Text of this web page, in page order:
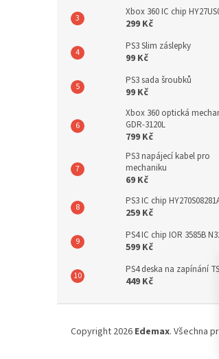
Xbox 360 IC chip
299 Kč
PS3 Slim záslepky
99 Kč
PS3 sada šroubků
99 Kč
Xbox 360 optická
GDR-3120L
799 Kč
PS3 napájecí kabel pro
mechaniku
69 Kč
PS3 IC chip
259 Kč
PS4 IC chip IOR 3585B
599 Kč
PS4 deska na zapínání
449 Kč
Copyright 2026 Edemax. Všechna